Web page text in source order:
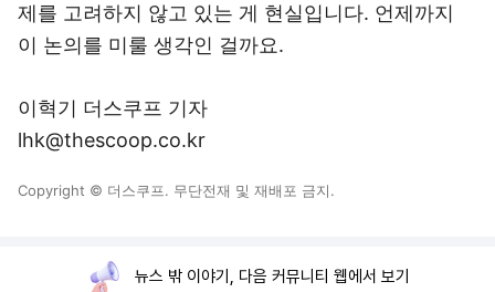
제를 고려하지 않고 있는 게 현실입니다. 언제까지
이 논의를 미룰 생각인 걸까요.
이혁기 더스쿠프 기자
lhk@thescoop.co.kr
Copyright © 더스쿠프. 무단전재 및 재배포 금지.
뉴스 밖 이야기, 다음 커뮤니티 웹에서 보기